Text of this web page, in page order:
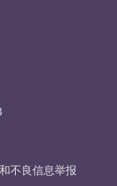
不良信息举报